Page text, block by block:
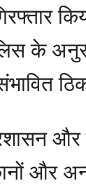
के
और
और अन्य